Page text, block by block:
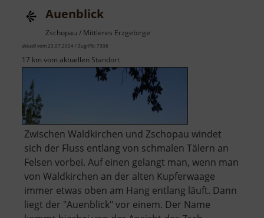
Auenblick
Zschopau / Mittleres Erzgebirge
aktuell vom 23.07.2024 / Zugriffe: 7308
17 km vom aktuellen Standort
Zwischen Waldkirchen und Zschopau windet
sich der Fluss entlang von schmalen Tälern an
Felsen vorbei. Auf einen gelangt man, wenn man
von Waldkirchen an der alten Kupferwaage
immer etwas oben am Hang entlang läuft. Dann
liegt der "Auenblick" vor einem. Der Name